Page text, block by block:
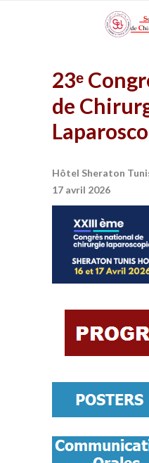
23ᵉ
de
Hôtel Sheraton
17 avril 2026